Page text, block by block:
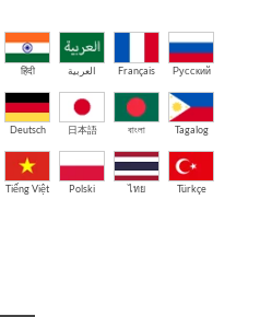
हिंदी العربية Français Русский
Deutsch 日本語 বাংলা Tagalog
Tiếng Việt Polski ไทย Türkçe